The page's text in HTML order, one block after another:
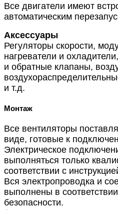
Все двигатели имеют
автоматическим
Аксессуары
Регуляторы скорости,
нагреватели и
и обратные клапаны,
и т.д.
Монтаж
Все вентиляторы
виде, готовые к
Электрическое
выполняться только
соответствии с
Вся электропроводка и
выполнены в
безопасности.